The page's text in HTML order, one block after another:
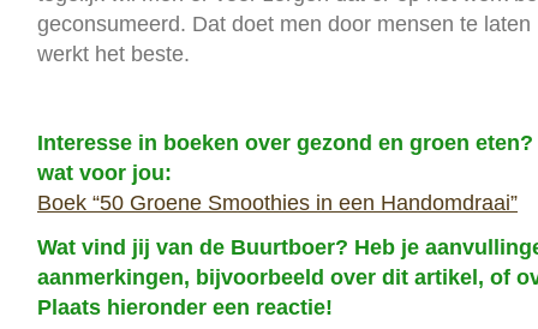
geconsumeerd. Dat doet men door mensen te
werkt het beste.
Interesse in boeken over gezond en groen
wat voor jou:
Boek “50 Groene Smoothies in een Handomdraai”
Wat vind jij van de Buurtboer? Heb je
aanmerkingen, bijvoorbeeld over dit artikel, of
Plaats hieronder een reactie!